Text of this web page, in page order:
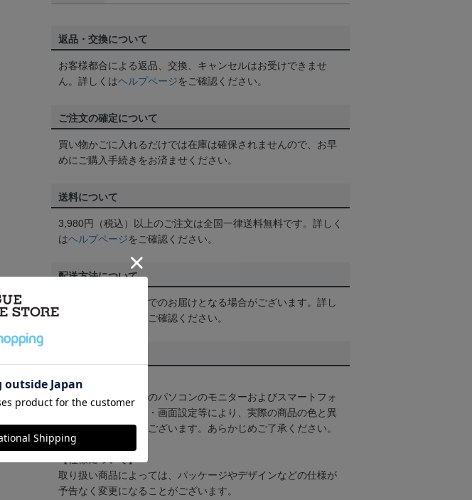
返品・交換について
お客様都合による返品、交換、キャンセルはお受けできませ
ん。詳しくはヘルプページをご確認ください。
ご注文の確定について
買い物かごに入れるだけでは在庫は確保されませんので、お早
めにご購入手続きをお済ませください。
送料について
3,980円（税込）以上のご注文は全国一律送料無料です。詳しく
はヘルプページをご確認ください。
配送方法について
一部商品はメール便でのお届けとなる場合がございます。詳し
くは
をご確認ください。
【カラーについて】
商品画像は、お使いのパソコンのモニターおよびスマートフォ
ンのメーカー・機種・画面設定等により、実際の商品の色と異
なって見える場合がございます。あらかじめご了承ください。
取り扱い商品によっては、パッケージやデザインなどの仕様が
予告なく変更になることがございます。